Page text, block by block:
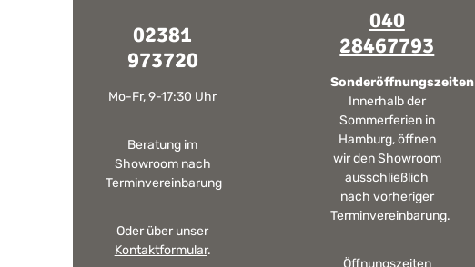
02381
973720
Mo-Fr, 9-17:30 Uhr
Beratung im
Showroom nach
Terminvereinbarung
Oder über unser
Kontaktformular.
040
28467793
Sonderöffnungszeiten
Innerhalb der
Sommerferien in
Hamburg, öffnen
wir den Showroom
ausschließlich
nach vorheriger
Terminvereinbarung.
Öffnungszeiten